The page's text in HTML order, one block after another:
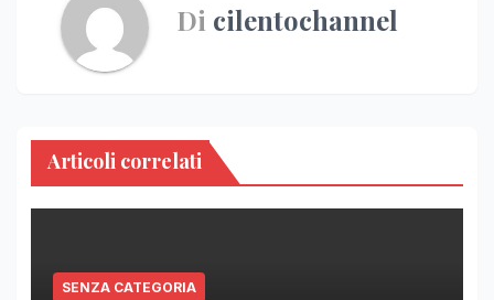
Di cilentochannel
Articoli correlati
SENZA CATEGORIA